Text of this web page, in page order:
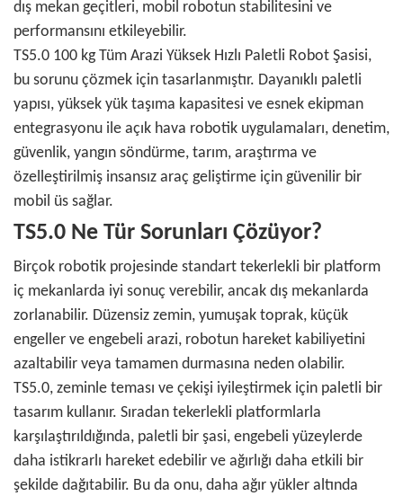
dış mekan geçitleri, mobil robotun stabilitesini ve
performansını etkileyebilir.
TS5.0 100 kg Tüm Arazi Yüksek Hızlı Paletli Robot Şasisi,
bu sorunu çözmek için tasarlanmıştır. Dayanıklı paletli
yapısı, yüksek yük taşıma kapasitesi ve esnek ekipman
entegrasyonu ile açık hava robotik uygulamaları, denetim,
güvenlik, yangın söndürme, tarım, araştırma ve
özelleştirilmiş insansız araç geliştirme için güvenilir bir
mobil üs sağlar.
TS5.0 Ne Tür Sorunları Çözüyor?
Birçok robotik projesinde standart tekerlekli bir platform
iç mekanlarda iyi sonuç verebilir, ancak dış mekanlarda
zorlanabilir. Düzensiz zemin, yumuşak toprak, küçük
engeller ve engebeli arazi, robotun hareket kabiliyetini
azaltabilir veya tamamen durmasına neden olabilir.
TS5.0, zeminle teması ve çekişi iyileştirmek için paletli bir
tasarım kullanır. Sıradan tekerlekli platformlarla
karşılaştırıldığında, paletli bir şasi, engebeli yüzeylerde
daha istikrarlı hareket edebilir ve ağırlığı daha etkili bir
şekilde dağıtabilir. Bu da onu, daha ağır yükler altında